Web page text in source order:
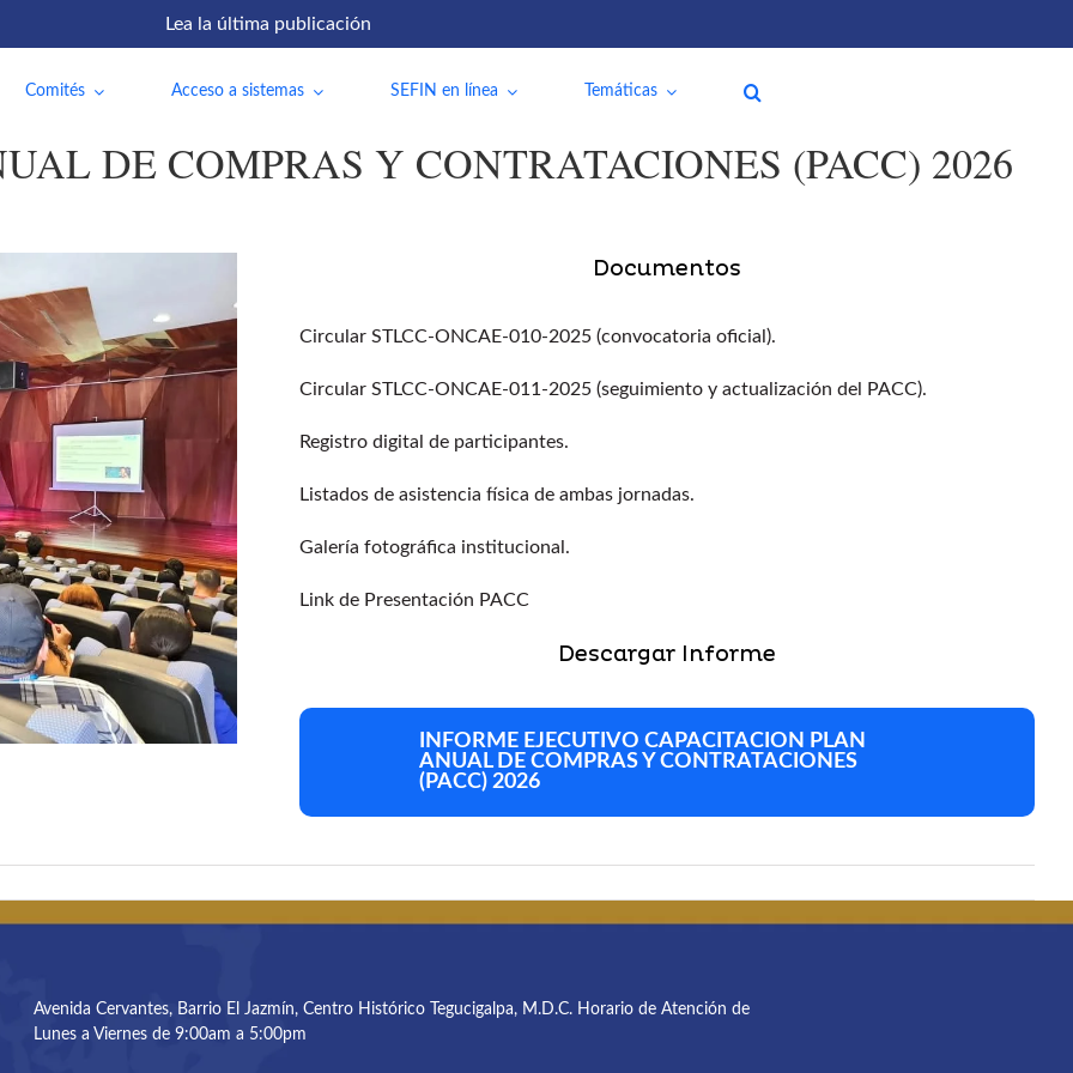
Lea la última publicación
Comités Acceso a sistemas SEFIN en línea Temáticas
DE COMPRAS Y CONTRATACIONES (PACC) 2026
Documentos
Circular STLCC-ONCAE-010-2025 (convocatoria oficial).
Circular STLCC-ONCAE-011-2025 (seguimiento y actualización del PACC).
Registro digital de participantes.
Listados de asistencia física de ambas jornadas.
Galería fotográfica institucional.
Link de Presentación PACC
Descargar Informe
INFORME EJECUTIVO CAPACITACION PLAN
ANUAL DE COMPRAS Y CONTRATACIONES
(PACC) 2026
Avenida Cervantes, Barrio El Jazmín, Centro Histórico Tegucigalpa, M.D.C. Horario de Atención de
Lunes a Viernes de 9:00am a 5:00pm